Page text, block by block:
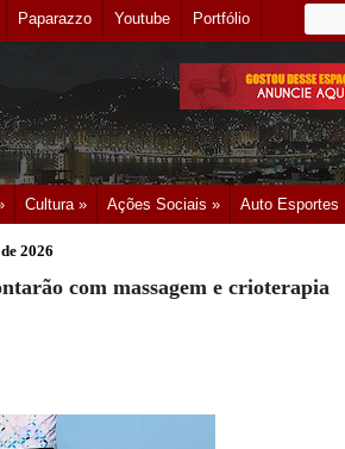
Paparazzo Youtube Portfólio
Cultura » Ações Sociais » Auto Esportes
2026
com massagem e crioterapia